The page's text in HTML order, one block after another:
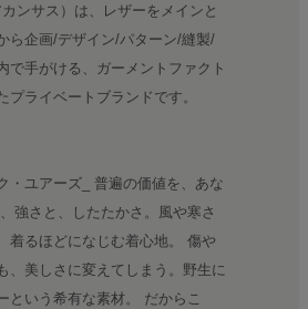
ンサス）は、レザーをメインと
ら企画/デザイン/パターン/縫製/
で手がける、ガーメントファクト
プライベートブランドです。
・ユアーズ_ 普遍の価値を、あな
強さと、したたかさ。風や寒さ
着るほどになじむ着心地。 傷や
、美しさに変えてしまう。野生に
という希有な素材。 だからこ